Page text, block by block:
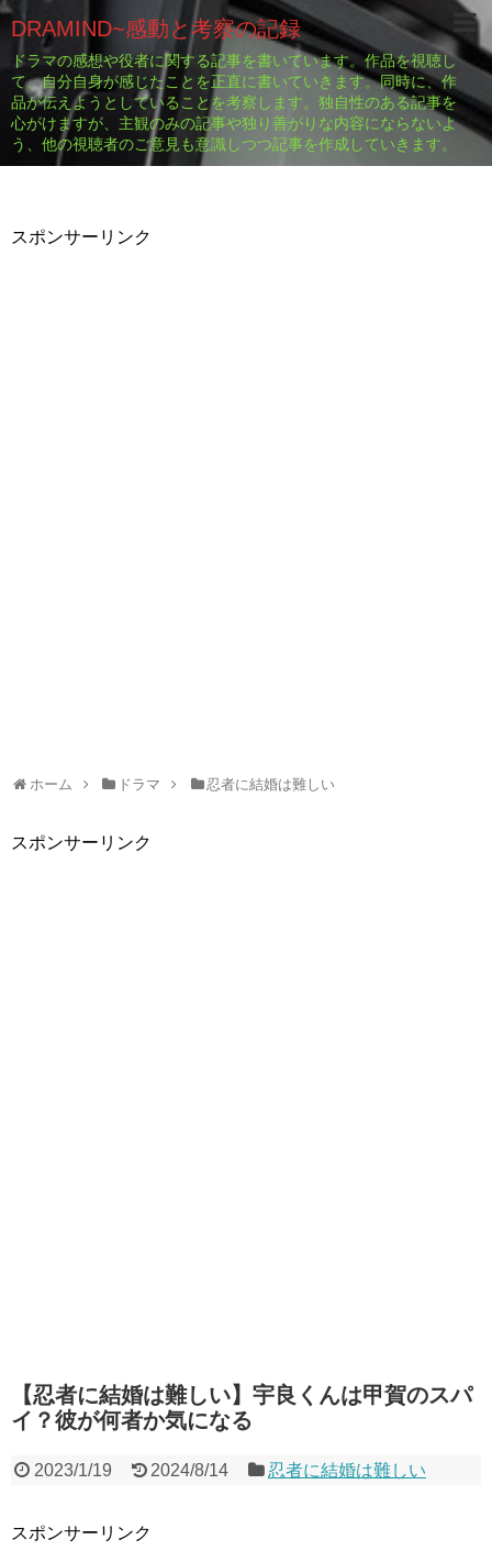
DRAMIND~感動と考察の記録
ドラマの感想や役者に関する記事を書いています。作品を視聴し
て、自分自身が感じたことを正直に書いていきます。同時に、作
品が伝えようとしていることを考察します。独自性のある記事を
心がけますが、主観のみの記事や独り善がりな内容にならないよ
う、他の視聴者のご意見も意識しつつ記事を作成していきます。
スポンサーリンク
ホーム ドラマ 忍者に結婚は難しい
スポンサーリンク
【忍者に結婚は難しい】宇良くんは甲賀のスパ
イ？彼が何者か気になる
2023/1/19 2024/8/14 忍者に結婚は難しい
スポンサーリンク